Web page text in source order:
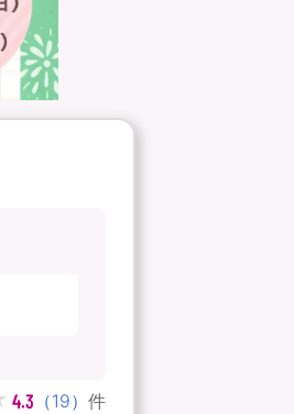
4.3 （19） 件